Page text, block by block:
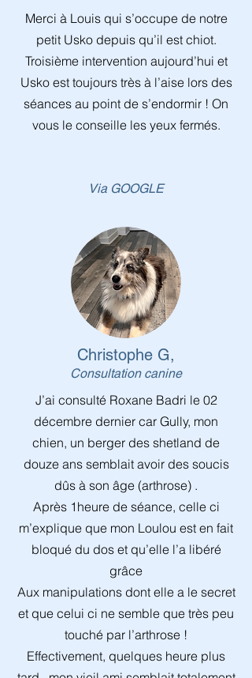
Merci à Louis qui s’occupe de notre
petit Usko depuis qu’il est chiot.
Troisième intervention aujourd’hui et
Usko est toujours très à l’aise lors des
séances au point de s’endormir ! On
vous le conseille les yeux fermés.
Via GOOGLE
Christophe G,
Consultation canine
J’ai consulté Roxane Badri le 02
décembre dernier car Gully, mon
chien, un berger des shetland de
douze ans semblait avoir des soucis
dûs à son âge (arthrose) .
Après 1heure de séance, celle ci
m’explique que mon Loulou est en fait
bloqué du dos et qu’elle l’a libéré
grâce
Aux manipulations dont elle a le secret
et que celui ci ne semble que très peu
touché par l’arthrose !
Effectivement, quelques heure plus